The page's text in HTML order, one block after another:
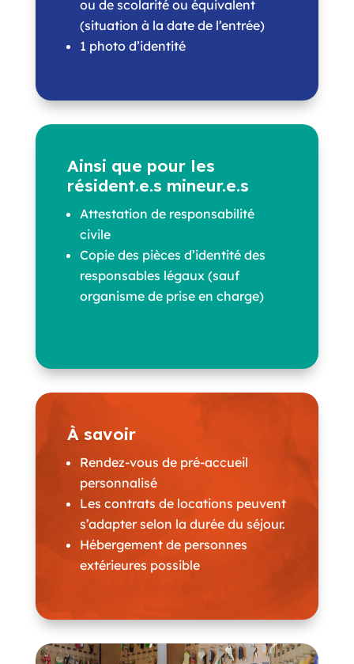
ou de scolarité ou équivalent
(situation à la date de l’entrée)
1 photo d’identité
Ainsi que pour les
résident.e.s mineur.e.s
Attestation de responsabilité
civile
Copie des pièces d’identité des
responsables légaux (sauf
organisme de prise en charge)
À savoir
Rendez-vous de pré-accueil
personnalisé
Les contrats de locations peuvent
s’adapter selon la durée du séjour.
Hébergement de personnes
extérieures possible